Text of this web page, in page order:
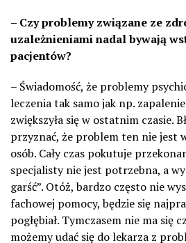
– Czy problemy związane ze
uzależnieniami nadal bywają
pacjentów?
– Świadomość, że problemy
leczenia tak samo jak np.
zwiększyła się w ostatnim czasie.
przyznać, że problem ten nie jest
osób. Cały czas pokutuje
specjalisty nie jest potrzebna, a
garść”. Otóż, bardzo często nie
fachowej pomocy, będzie się
pogłębiał. Tymczasem nie ma się
możemy udać się do lekarza z